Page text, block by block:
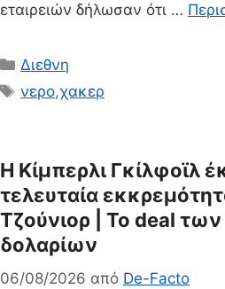
εταιρειών δήλωσαν ότι …
Κατηγορίες
Διεθνη
Ετικέτες
νερο,χακερ
Η Κίμπερλι Γκίλφοϊλ
τελευταία
Τζούνιορ | Το deal των
δολαρίων
06/08/2026 από De-Facto